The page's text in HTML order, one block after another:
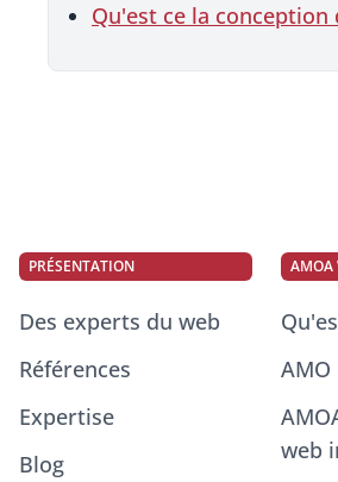
Qu'est ce la conception
PRÉSENTATION
Des experts du web
Références
Expertise
Blog
AMOA
AMO
web